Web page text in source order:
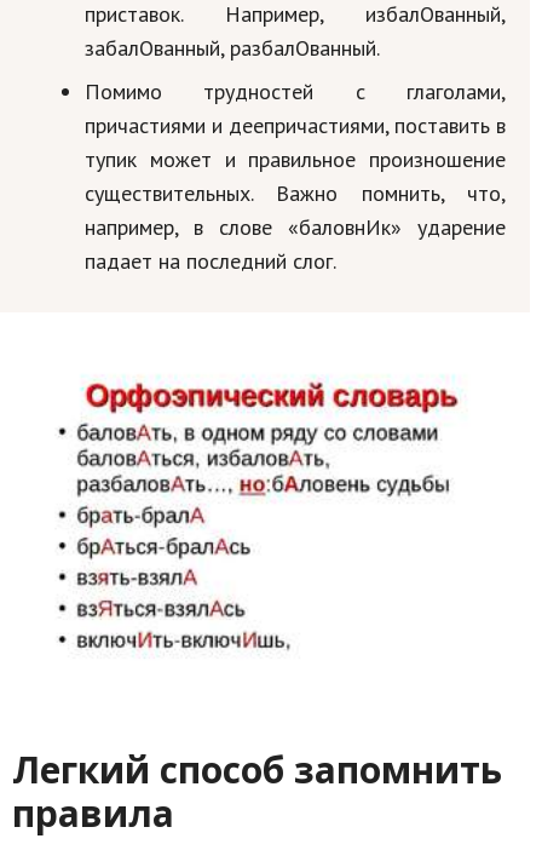
приставок. Например, избалОванный,
забалОванный, разбалОванный.
Помимо трудностей с глаголами,
причастиями и деепричастиями, поставить в
тупик может и правильное произношение
существительных. Важно помнить, что,
например, в слове «баловнИк» ударение
падает на последний слог.
Легкий способ запомнить
правила